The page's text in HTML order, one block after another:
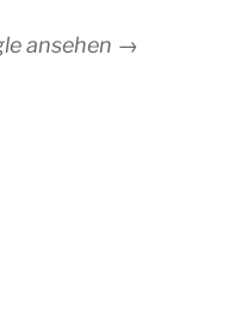
ansehen →